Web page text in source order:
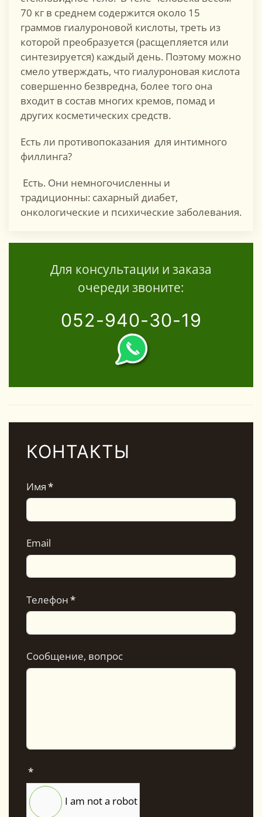
70 кг в среднем содержится около 15
граммов гиалуроновой кислоты, треть из
которой преобразуется (расщепляется или
синтезируется) каждый день. Поэтому можно
смело утверждать, что гиалуроновая кислота
совершенно безвредна, более того она
входит в состав многих кремов, помад и
других косметических средств.
Есть ли противопоказания для интимного
филлинга?
Есть. Они немногочисленны и
традиционны: сахарный диабет,
онкологические и психические заболевания.
Для консультации и заказа
очереди звоните:
052-940-30-19
КОНТАКТЫ
Имя*
Email
Телефон*
Сообщение, вопрос
*
I am not a robot